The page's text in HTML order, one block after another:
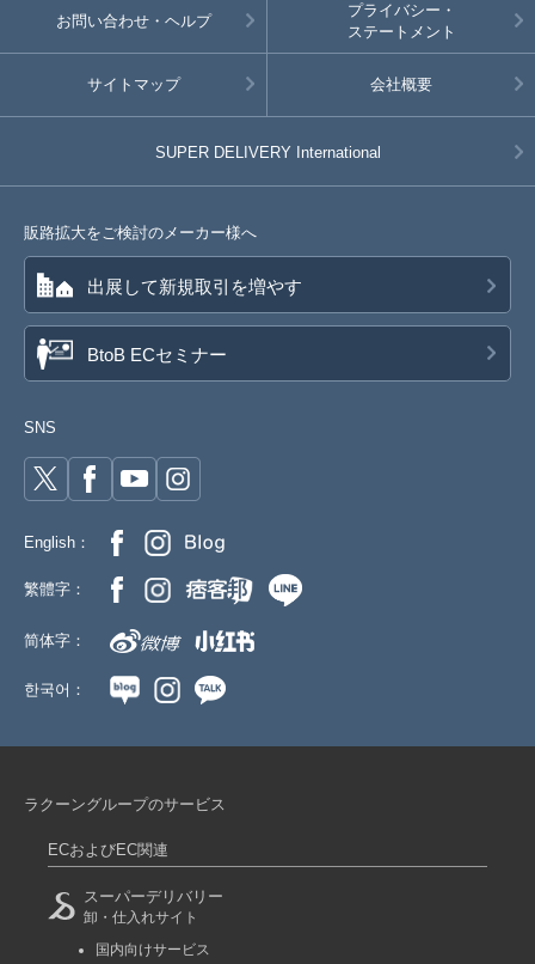
お問い合わせ・ヘルプ
プライバシー・
ステートメント
サイトマップ 会社概要
SUPER DELIVERY International
販路拡大をご検討のメーカー様へ
出展して新規取引を増やす
BtoB ECセミナー
SNS
English：
繁體字：
简体字：
한국어：
ラクーングループのサービス
ECおよびEC関連
スーパーデリバリー
卸・仕入れサイト
国内向けサービス